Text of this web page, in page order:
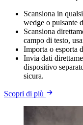
Scansiona in
wedge o pulsante
Scansiona
campo di testo,
Importa o esporta
Invia dati
dispositivo
sicura.
Scopri di più